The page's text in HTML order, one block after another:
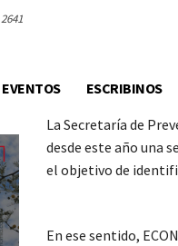
2641
EVENTOS ESCRIBINOS
La Secretaría de
desde este año una
el objetivo de
En ese sentido,